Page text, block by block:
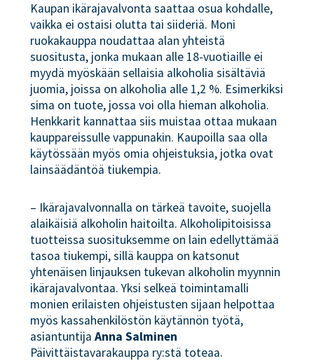
Kaupan ikärajavalvonta saattaa osua kohdalle,
vaikka ei ostaisi olutta tai siideriä. Moni
ruokakauppa noudattaa alan yhteistä
suositusta, jonka mukaan alle 18-vuotiaille ei
myydä myöskään sellaisia alkoholia sisältäviä
juomia, joissa on alkoholia alle 1,2 %. Esimerkiksi
sima on tuote, jossa voi olla hieman alkoholia.
Henkkarit kannattaa siis muistaa ottaa mukaan
kauppareissulle vappunakin. Kaupoilla saa olla
käytössään myös omia ohjeistuksia, jotka ovat
lainsäädäntöä tiukempia.
– Ikärajavalvonnalla on tärkeä tavoite, suojella
alaikäisiä alkoholin haitoilta. Alkoholipitoisissa
tuotteissa suosituksemme on lain edellyttämää
tasoa tiukempi, sillä kauppa on katsonut
yhtenäisen linjauksen tukevan alkoholin myynnin
ikärajavalvontaa. Yksi selkeä toimintamalli
monien erilaisten ohjeistusten sijaan helpottaa
myös kassahenkilöstön käytännön työtä,
asiantuntijaAnna Salminen
Päivittäistavarakauppa ry:stä toteaa.